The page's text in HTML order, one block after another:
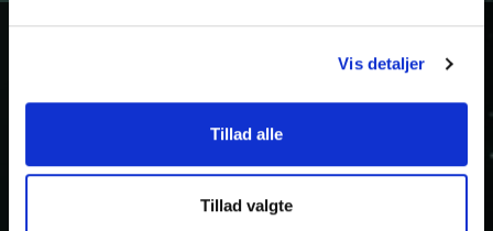
Vis detaljer
Tillad alle
Tillad valgte
Priorsløkkevej 83 – 8700 Horsens
Johnny +45 30 32 32 47